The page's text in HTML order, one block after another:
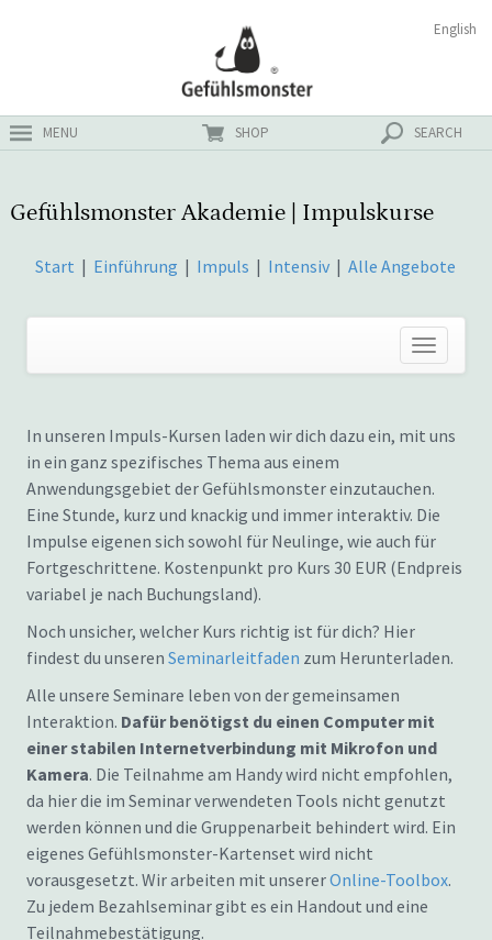
MENU SHOP SEARCH
English
Gefühlsmonster Akademie | Impulskurse
Start | Einführung | Impuls | Intensiv |Alle Angebote
In unseren Impuls-Kursen laden wir dich dazu ein, mit uns
in ein ganz spezifisches Thema aus einem
Anwendungsgebiet der Gefühlsmonster einzutauchen.
Eine Stunde, kurz und knackig und immer interaktiv. Die
Impulse eigenen sich sowohl für Neulinge, wie auch für
Fortgeschrittene. Kostenpunkt pro Kurs 30 EUR (Endpreis
variabel je nach Buchungsland).
Noch unsicher, welcher Kurs richtig ist für dich? Hier
findest du unseren Seminarleitfaden zum Herunterladen.
Alle unsere Seminare leben von der gemeinsamen
Interaktion. Dafür benötigst du einen Computer mit
einer stabilen Internetverbindung mit Mikrofon und
Kamera. Die Teilnahme am Handy wird nicht empfohlen,
da hier die im Seminar verwendeten Tools nicht genutzt
werden können und die Gruppenarbeit behindert wird. Ein
eigenes Gefühlsmonster-Kartenset wird nicht
vorausgesetzt. Wir arbeiten mit unsererOnline-Toolbox.
Zu jedem Bezahlseminar gibt es ein Handout und eine
Teilnahmebestätigung.